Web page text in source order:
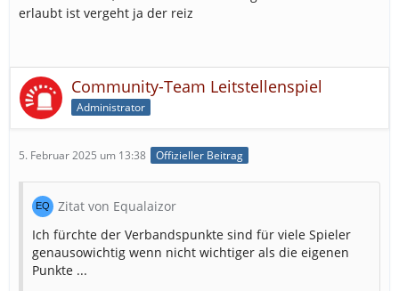
erlaubt ist vergeht ja der reiz
Community-Team Leitstellenspiel
Administrator
5. Februar 2025 um 13:38 Offizieller Beitrag
Zitat von Equalaizor
Ich fürchte der Verbandspunkte sind für viele Spieler
genausowichtig wenn nicht wichtiger als die eigenen
Punkte ...